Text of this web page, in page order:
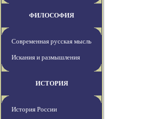
ФИЛОСОФИЯ
Современная русская мысль
Искания и размышления
ИСТОРИЯ
История России